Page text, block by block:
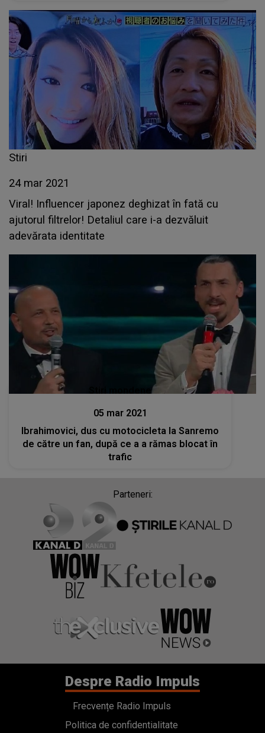
Stiri
24 mar 2021
Viral! Influencer japonez deghizat în fată cu
ajutorul filtrelor! Detaliul care i-a dezvăluit
adevărata identitate
Stiri mondene
05 mar 2021
Ibrahimovici, dus cu motocicleta la Sanremo
de către un fan, după ce a a rămas blocat în
trafic
Parteneri:
Despre Radio Impuls
Frecvențe Radio Impuls
Politica de confidentialitate